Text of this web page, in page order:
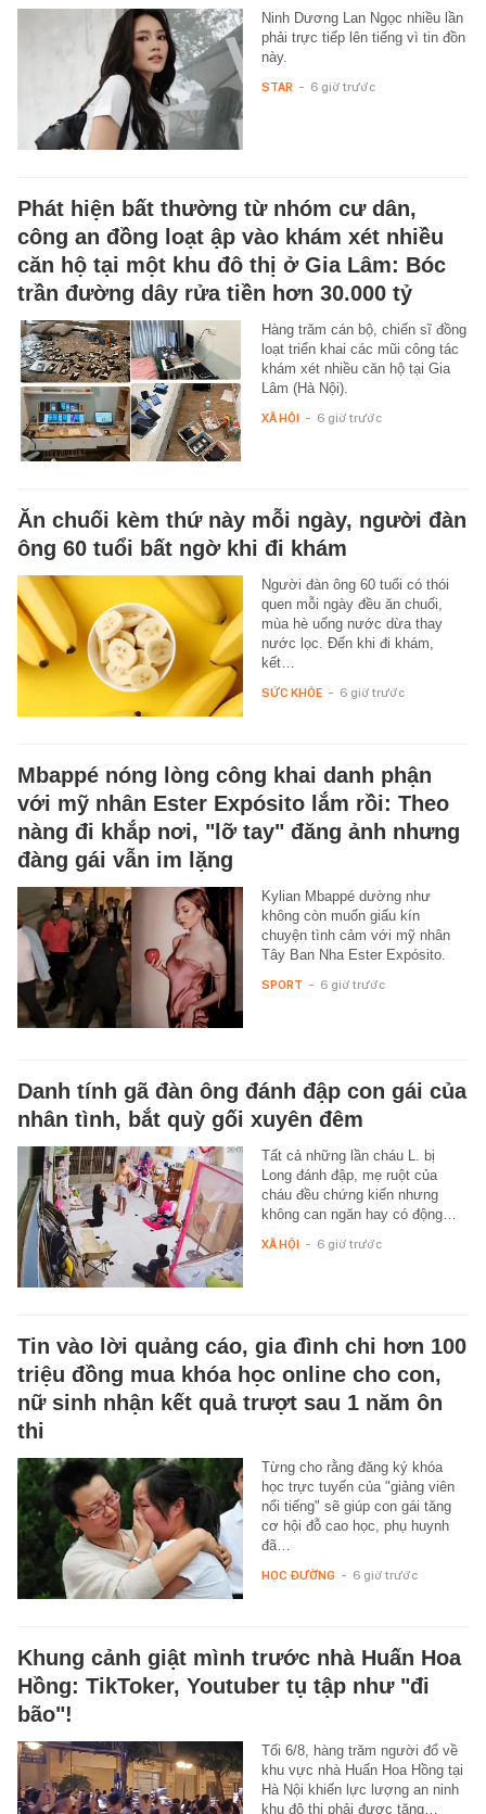
Ninh Dương Lan Ngọc nhiều lần
phải trực tiếp lên tiếng vì tin đồn
này.
STAR - 6 giờ trước
Phát hiện bất thường từ nhóm cư dân,
công an đồng loạt ập vào khám xét nhiều
căn hộ tại một khu đô thị ở Gia Lâm: Bóc
trần đường dây rửa tiền hơn 30.000 tỷ
Hàng trăm cán bộ, chiến sĩ đồng
loạt triển khai các mũi công tác
khám xét nhiều căn hộ tại Gia
Lâm (Hà Nội).
XÃ HỘI - 6 giờ trước
Ăn chuối kèm thứ này mỗi ngày, người đàn
ông 60 tuổi bất ngờ khi đi khám
Người đàn ông 60 tuổi có thói
quen mỗi ngày đều ăn chuối,
mùa hè uống nước dừa thay
nước lọc. Đến khi đi khám,
kết…
SỨC KHỎE - 6 giờ trước
Mbappé nóng lòng công khai danh phận
với mỹ nhân Ester Expósito lắm rồi: Theo
nàng đi khắp nơi, "lỡ tay" đăng ảnh nhưng
đàng gái vẫn im lặng
Kylian Mbappé dường như
không còn muốn giấu kín
chuyện tình cảm với mỹ nhân
Tây Ban Nha Ester Expósito.
SPORT - 6 giờ trước
Danh tính gã đàn ông đánh đập con gái của
nhân tình, bắt quỳ gối xuyên đêm
Tất cả những lần cháu L. bị
Long đánh đập, mẹ ruột của
cháu đều chứng kiến nhưng
không can ngăn hay có động…
XÃ HỘI - 6 giờ trước
Tin vào lời quảng cáo, gia đình chi hơn 100
triệu đồng mua khóa học online cho con,
nữ sinh nhận kết quả trượt sau 1 năm ôn
thi
Từng cho rằng đăng ký khóa
học trực tuyến của "giảng viên
nổi tiếng" sẽ giúp con gái tăng
cơ hội đỗ cao học, phụ huynh
đã…
HỌC ĐƯỜNG - 6 giờ trước
Khung cảnh giật mình trước nhà Huấn Hoa
Hồng: TikToker, Youtuber tụ tập như "đi
bão"!
Tối 6/8, hàng trăm người đổ về
khu vực nhà Huấn Hoa Hồng tại
Hà Nội khiến lực lượng an ninh
khu đô thị phải được tăng…